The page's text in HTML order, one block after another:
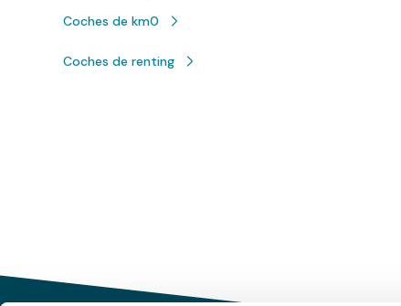
Coches de km0
Coches de renting